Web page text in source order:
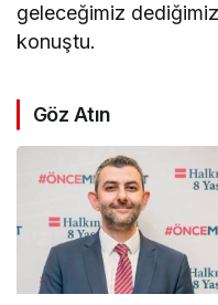
geleceğimiz
konuştu.
Göz Atın